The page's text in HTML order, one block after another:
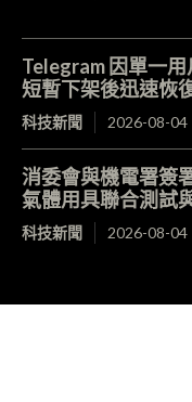
Telegram 因單一
短暫下架後迅速恢
科技新聞 2026-08-04
消委會與機電署簽
氣體用具聯合測試
科技新聞 2026-08-04